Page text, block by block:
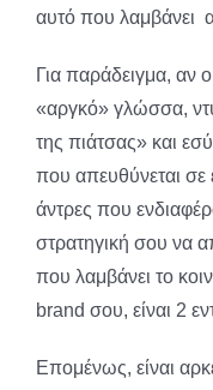
αυτό που λαμβάνει
Για παράδειγμα, αν
«αργκό» γλώσσα,
της πιάτσας» και
που απευθύνεται σε
άντρες που
στρατηγική σου να
που λαμβάνει το
brand σου, είναι 2
Επομένως, είναι